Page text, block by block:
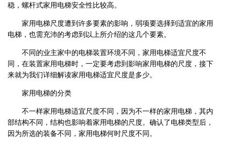
稳，螺杆式家用电梯安全性比较高。
家用电梯尺度遭到许多要素的影响，弱项要选择到适宜的家用
电梯，也需充沛的考虑到以上所介绍的这几个要素。
不同的业主家中的电梯装置环境不同，家用电梯适宜尺度不
同，在装置家用电梯时，一定要考虑到影响家用电梯的尺度，接下
来就为我们详细解读家用电梯适宜尺度是多少。
家用电梯的分类
不一样家用电梯适宜尺度不同，因为不一样的家用电梯，其内
部结构不同，结构也影响着家用电梯的尺度。确认了电梯类型后，
因为所选的装备不同，家用电梯何时尺度不同。